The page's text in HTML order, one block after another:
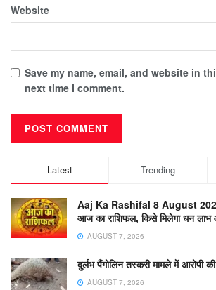
Website
Save my name, email, and website in
next time I comment.
Latest Trending
Aaj Ka Rashifal 8 August
आज का राशिफल, किसे मिलेगा धन लाभ
AUGUST 7, 2026
दुर्लभ पैंगोलिन तस्करी मामले में आरोपी
AUGUST 7, 2026